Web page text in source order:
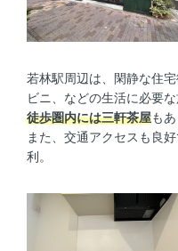
若林駅周辺は、閑静な住
ビニ、などの生活に必要
徒歩圏内には三軒茶屋も
また、交通アクセスも良
利。